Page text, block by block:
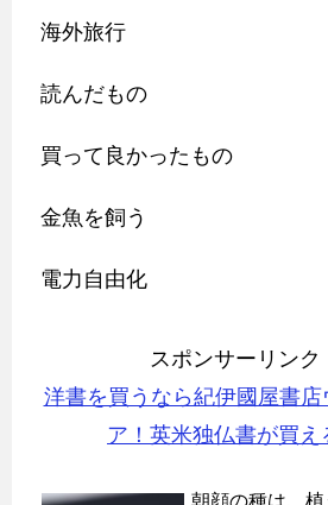
海外旅行
読んだもの
買って良かったもの
金魚を飼う
電力自由化
スポンサーリンク
洋書を買うなら紀伊國屋書店
ア！英米独仏書が買え